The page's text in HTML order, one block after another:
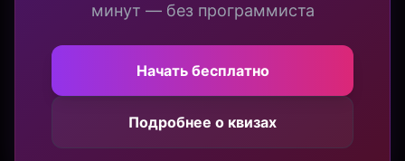
минут — без программиста
Начать бесплатно
Подробнее о квизах